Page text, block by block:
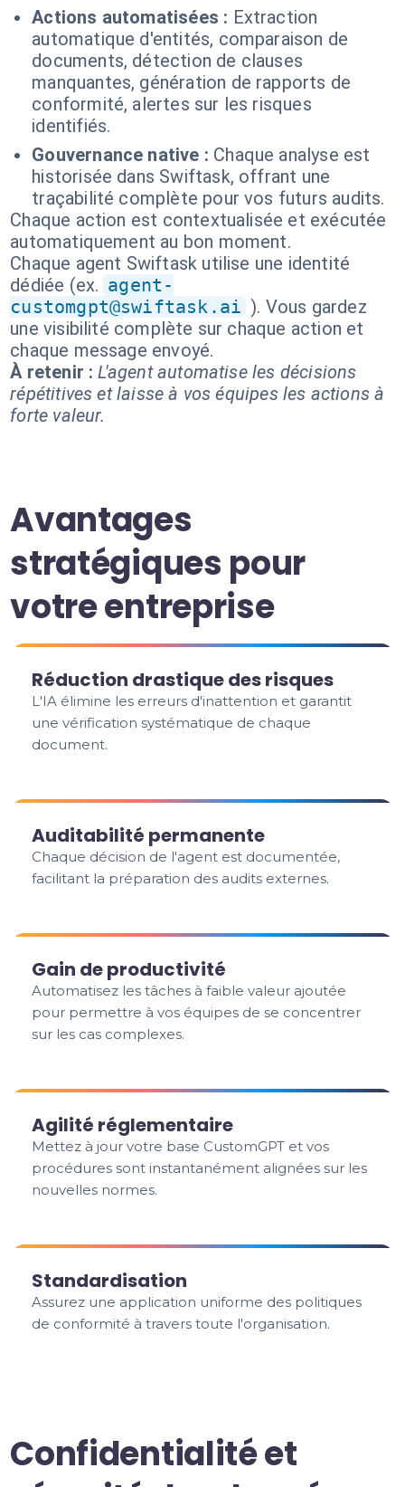
Actions automatisées : Extraction
automatique d'entités, comparaison de
documents, détection de clauses
manquantes, génération de rapports de
conformité, alertes sur les risques
identifiés.
Gouvernance native : Chaque analyse est
historisée dans Swiftask, offrant une
traçabilité complète pour vos futurs audits.
Chaque action est contextualisée et exécutée
automatiquement au bon moment.
Chaque agent Swiftask utilise une identité
dédiée (ex. agent-
customgpt@swiftask.ai ). Vous gardez
une visibilité complète sur chaque action et
chaque message envoyé.
À retenir : L'agent automatise les décisions
répétitives et laisse à vos équipes les actions à
forte valeur.
Avantages
stratégiques pour
votre entreprise
Réduction drastique des risques
L'IA élimine les erreurs d'inattention et garantit
une vérification systématique de chaque
document.
Auditabilité permanente
Chaque décision de l'agent est documentée,
facilitant la préparation des audits externes.
Gain de productivité
Automatisez les tâches à faible valeur ajoutée
pour permettre à vos équipes de se concentrer
sur les cas complexes.
Agilité réglementaire
Mettez à jour votre base CustomGPT et vos
procédures sont instantanément alignées sur les
nouvelles normes.
Standardisation
Assurez une application uniforme des politiques
de conformité à travers toute l'organisation.
Confidentialité et